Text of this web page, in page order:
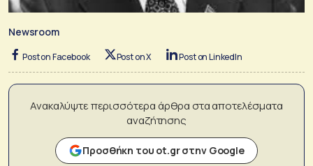
Newsroom
Post on Facebook Post on X Post on LinkedIn
Ανακαλύψτε περισσότερα άρθρα στα αποτελέσματα
αναζήτησης
Προσθήκη του ot.gr στην Google